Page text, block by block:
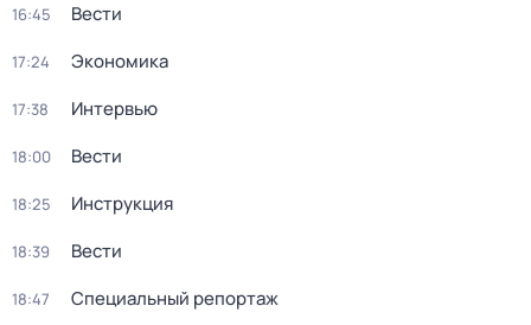
16:45 Вести
17:24 Экономика
17:38 Интервью
18:00 Вести
18:25 Инструкция
18:39 Вести
18:47 Специальный репортаж